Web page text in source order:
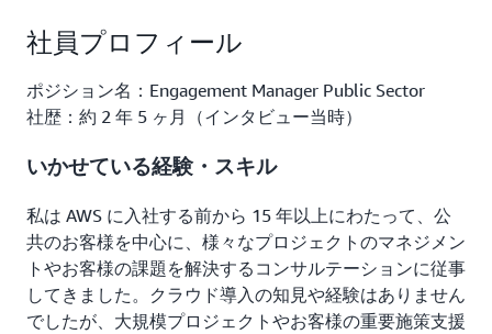
社員プロフィール
ポジション名：Engagement Manager Public Sector
社歴：約 2 年 5 ヶ月（インタビュー当時）
いかせている経験・スキル
私は AWS に入社する前から 15 年以上にわたって、公
共のお客様を中心に、様々なプロジェクトのマネジメン
トやお客様の課題を解決するコンサルテーションに従事
してきました。クラウド導入の知見や経験はありません
でしたが、大規模プロジェクトやお客様の重要施策支援